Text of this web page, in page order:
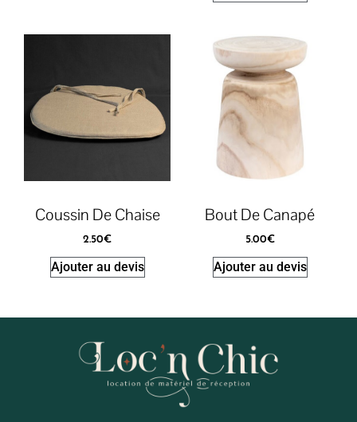
Coussin De Chaise
2.50€
Ajouter au devis
Bout De Canapé
5.00€
Ajouter au devis